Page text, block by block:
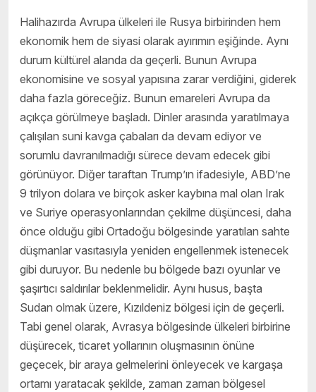
Halihazırda Avrupa ülkeleri ile Rusya birbirinden hem
ekonomik hem de siyasi olarak ayırımın eşiğinde. Aynı
durum kültürel alanda da geçerli. Bunun Avrupa
ekonomisine ve sosyal yapısına zarar verdiğini, giderek
daha fazla göreceğiz. Bunun emareleri Avrupa da
açıkça görülmeye başladı. Dinler arasında yaratılmaya
çalışılan suni kavga çabaları da devam ediyor ve
sorumlu davranılmadığı sürece devam edecek gibi
görünüyor. Diğer taraftan Trump’ın ifadesiyle, ABD’ne
9 trilyon dolara ve birçok asker kaybına mal olan Irak
ve Suriye operasyonlarından çekilme düşüncesi, daha
önce olduğu gibi Ortadoğu bölgesinde yaratılan sahte
düşmanlar vasıtasıyla yeniden engellenmek istenecek
gibi duruyor. Bu nedenle bu bölgede bazı oyunlar ve
şaşırtıcı saldırılar beklenmelidir. Aynı husus, başta
Sudan olmak üzere, Kızıldeniz bölgesi için de geçerli.
Tabi genel olarak, Avrasya bölgesinde ülkeleri birbirine
düşürecek, ticaret yollarının oluşmasının önüne
geçecek, bir araya gelmelerini önleyecek ve kargaşa
ortamı yaratacak şekilde, zaman zaman bölgesel